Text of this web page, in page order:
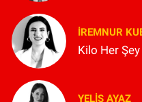
İREMNUR
Kilo Her
YELIS AYAZ